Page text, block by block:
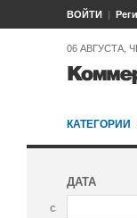
ВОЙТИ
06 АВГУСТА,
КАТЕГОРИИ
ДАТА
с